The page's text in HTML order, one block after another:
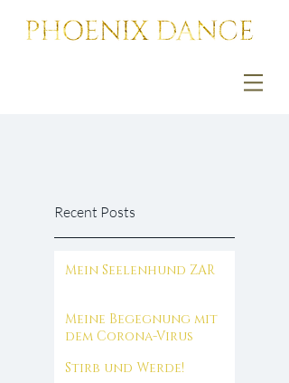
Recent Posts
Mein Seelenhund ZAR
Meine Begegnung mit
dem Corona-Virus
Stirb und Werde!